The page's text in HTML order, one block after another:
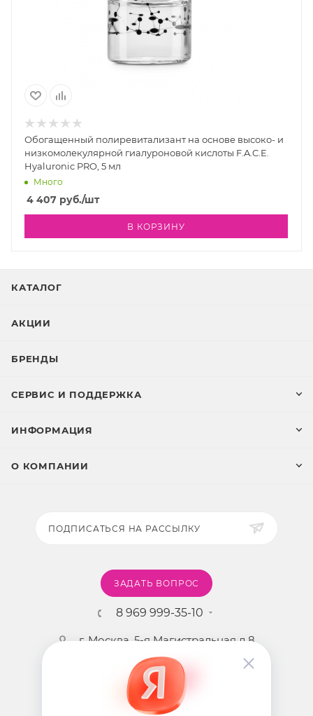
Обогащенный полиревитализант на основе высоко- и
низкомолекулярной гиалуроновой кислоты F.A.C.E.
Hyaluronic PRO, 5 мл
Много
4 407 руб./шт
В КОРЗИНУ
КАТАЛОГ
АКЦИИ
БРЕНДЫ
СЕРВИС И ПОДДЕРЖКА
ИНФОРМАЦИЯ
О КОМПАНИИ
ПОДПИСАТЬСЯ НА РАССЫЛКУ
ЗАДАТЬ ВОПРОС
8 969 999-35-10
г. Москва, 5-я Магистральная д.8